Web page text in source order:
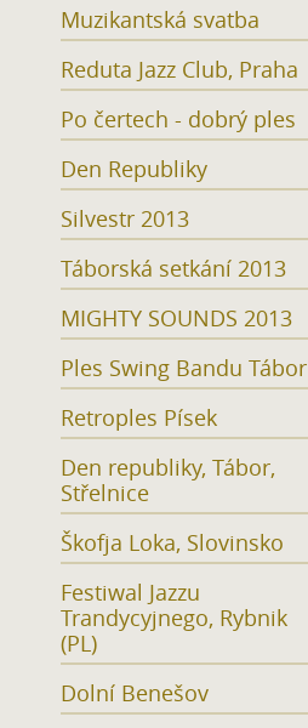
Muzikantská svatba
Reduta Jazz Club, Praha
Po čertech - dobrý ples
Den Republiky
Silvestr 2013
Táborská setkání 2013
MIGHTY SOUNDS 2013
Ples Swing Bandu Tábor
Retroples Písek
Den republiky, Tábor,
Střelnice
Škofja Loka, Slovinsko
Festiwal Jazzu
Trandycyjnego, Rybnik
(PL)
Dolní Benešov